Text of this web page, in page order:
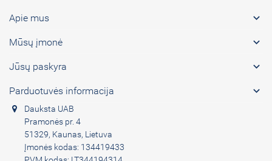
Apie mus 
Mūsų įmonė 
Jūsų paskyra 
Parduotuvės informacija 
Dauksta UAB
Pramonės pr. 4
51329, Kaunas, Lietuva
Įmonės kodas: 134419433